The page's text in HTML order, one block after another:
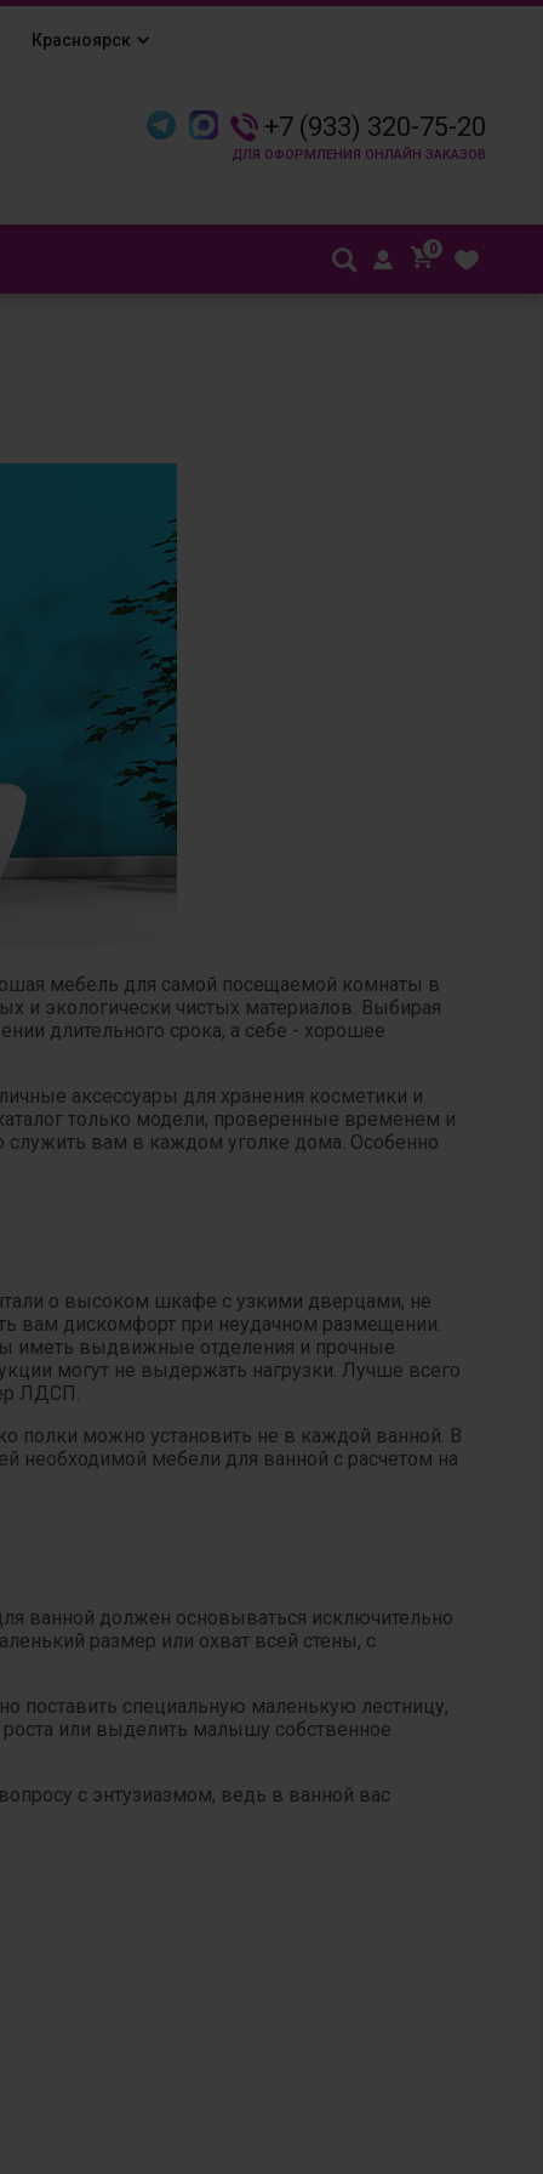
0
Красноярск
+7 (933) 320-75-20
мебель для самой посещаемой комнаты в
и экологически чистых материалов. Выбирая
длительного срока, а себе - хорошее
аксессуары для хранения косметики и
только модели, проверенные временем и
служить вам в каждом уголке дома. Особенно
о высоком шкафе с узкими дверцами, не
вам дискомфорт при неудачном размещении.
иметь выдвижные отделения и прочные
могут не выдержать нагрузки. Лучше всего
ЛДСП.
полки можно установить не в каждой ванной. В
необходимой мебели для ванной с расчетом на
ванной должен основываться исключительно
размер или охват всей стены, с
поставить специальную маленькую лестницу,
или выделить малышу собственное
с энтузиазмом, ведь в ванной вас